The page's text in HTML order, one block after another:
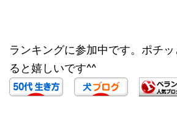
ランキングに参加中です。ポチ
ると嬉しいです^^